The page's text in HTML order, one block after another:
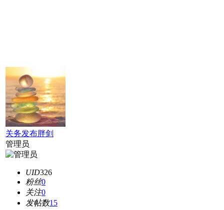
关务发布胖剑
管理员
UID326
粉丝0
关注0
发帖数15